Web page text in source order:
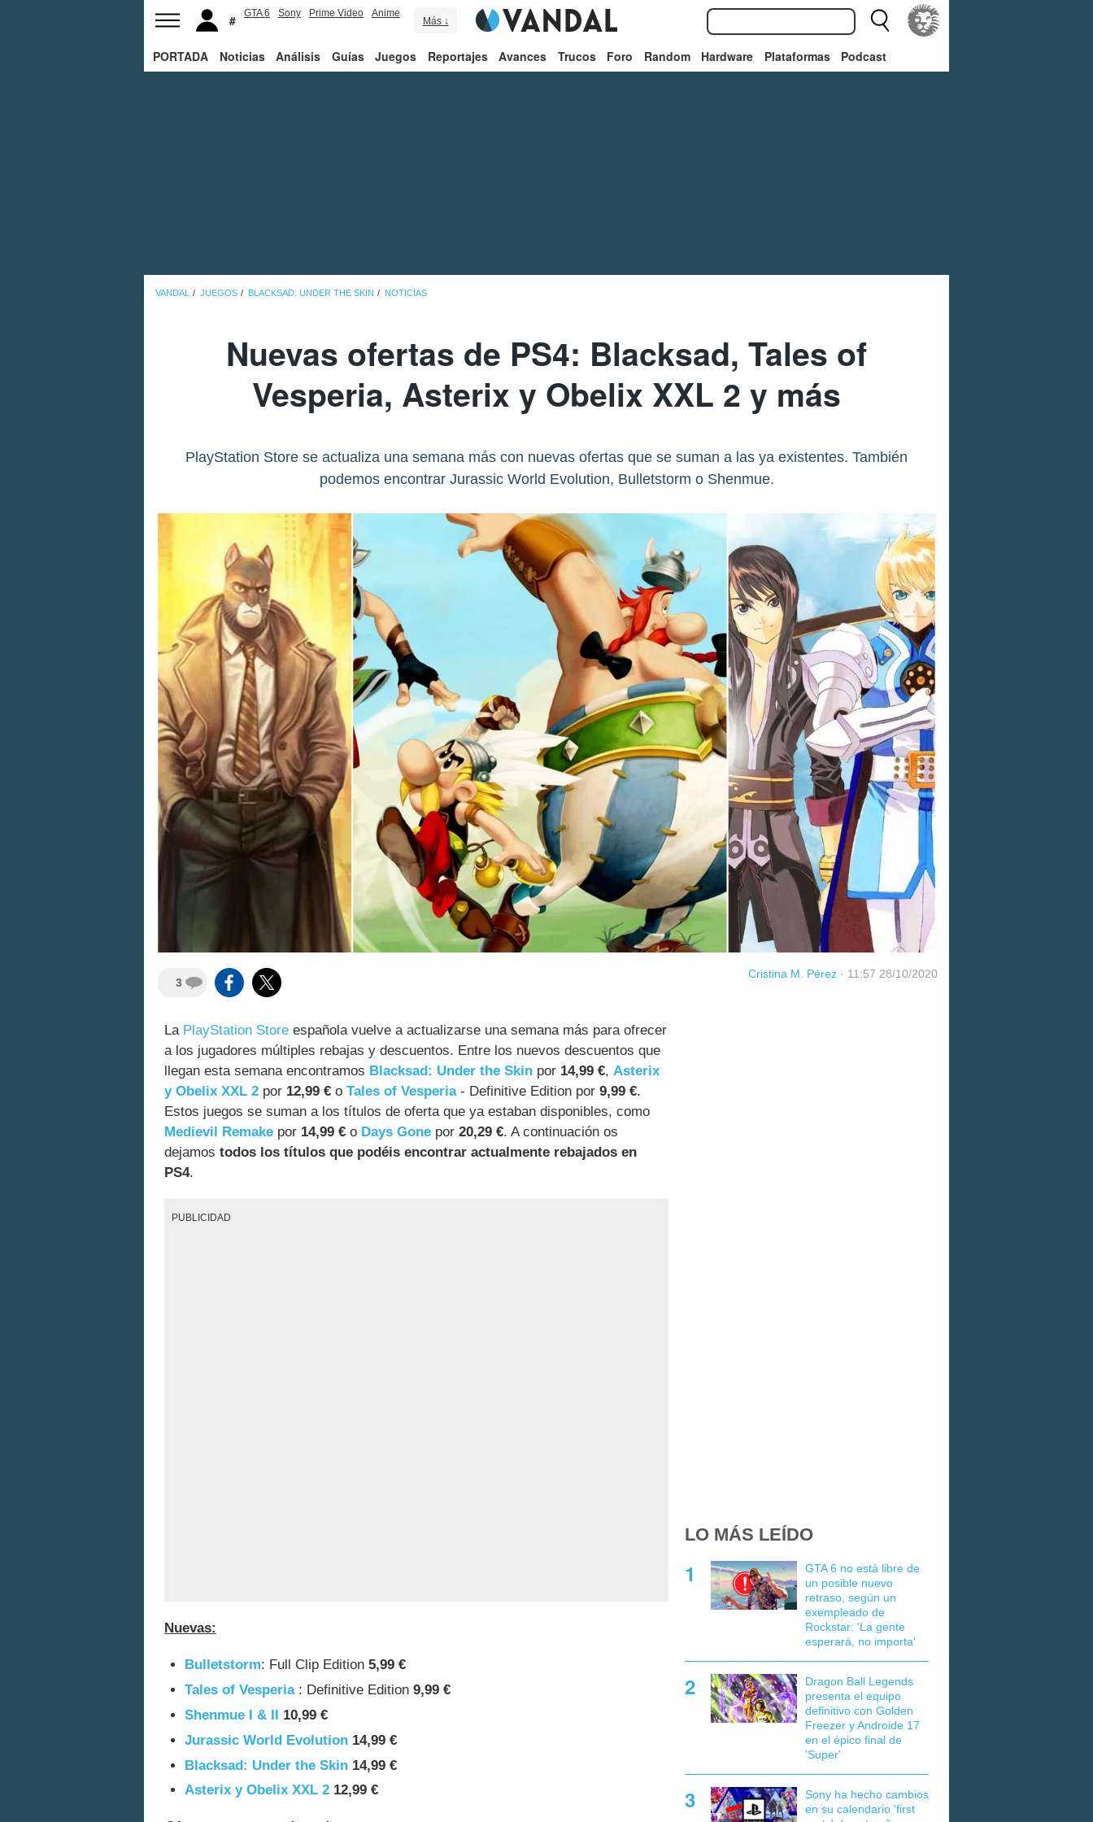
GTA 6 Sony Prime Video Anime
Más ↓
PORTADA Noticias Análisis Guías Juegos Reportajes Avances Trucos Foro Random Hardware Plataformas Podcast
VANDAL JUEGOS BLACKSAD: UNDER THE SKIN NOTICIAS
Nuevas ofertas de PS4: Blacksad, Tales of
Vesperia, Asterix y Obelix XXL 2 y más
PlayStation Store se actualiza una semana más con nuevas ofertas que se suman a las ya existentes. También
podemos encontrar Jurassic World Evolution, Bulletstorm o Shenmue.
3
Cristina M. Pérez · 11:57 28/10/2020
La PlayStation Store española vuelve a actualizarse una semana más para ofrecer
a los jugadores múltiples rebajas y descuentos. Entre los nuevos descuentos que
llegan esta semana encontramos Blacksad: Under the Skin por 14,99 €, Asterix
y Obelix XXL 2 por 12,99 € o Tales of Vesperia- Definitive Edition por 9,99 €.
Estos juegos se suman a los títulos de oferta que ya estaban disponibles, como
Medievil Remake por 14,99 € o Days Gone por 20,29 €. A continuación os
dejamos todos los títulos que podéis encontrar actualmente rebajados en
PS4.
PUBLICIDAD
Nuevas:
Bulletstorm: Full Clip Edition 5,99 €
Tales of Vesperia: Definitive Edition 9,99 €
Shenmue I & II 10,99 €
Jurassic World Evolution 14,99 €
Blacksad: Under the Skin 14,99 €
Asterix y Obelix XXL 2 12,99 €
LO MÁS LEÍDO
GTA 6 no está libre de
un posible nuevo
retraso, según un
exempleado de
Rockstar: 'La gente
esperará, no importa'
Dragon Ball Legends
presenta el equipo
definitivo con Golden
Freezer y Androide 17
en el épico final de
'Super'
Sony ha hecho cambios
en su calendario 'first